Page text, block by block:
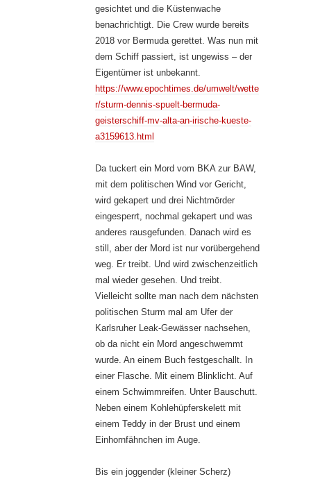
gesichtet und die Küstenwache
benachrichtigt. Die Crew wurde bereits
2018 vor Bermuda gerettet. Was nun mit
dem Schiff passiert, ist ungewiss – der
Eigentümer ist unbekannt.
https://www.epochtimes.de/umwelt/wette
r/sturm-dennis-spuelt-bermuda-
geisterschiff-mv-alta-an-irische-kueste-
a3159613.html
Da tuckert ein Mord vom BKA zur BAW,
mit dem politischen Wind vor Gericht,
wird gekapert und drei Nichtmörder
eingesperrt, nochmal gekapert und was
anderes rausgefunden. Danach wird es
still, aber der Mord ist nur vorübergehend
weg. Er treibt. Und wird zwischenzeitlich
mal wieder gesehen. Und treibt.
Vielleicht sollte man nach dem nächsten
politischen Sturm mal am Ufer der
Karlsruher Leak-Gewässer nachsehen,
ob da nicht ein Mord angeschwemmt
wurde. An einem Buch festgeschallt. In
einer Flasche. Mit einem Blinklicht. Auf
einem Schwimmreifen. Unter Bauschutt.
Neben einem Kohlehüpferskelett mit
einem Teddy in der Brust und einem
Einhornfähnchen im Auge.
Bis ein joggender (kleiner Scherz)